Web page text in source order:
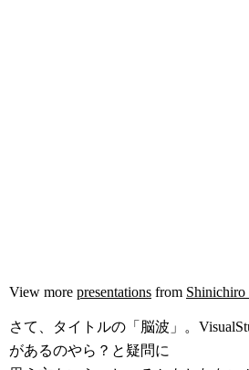
View more presentations from Shinichiro
さて、タイトルの「脳波」。
があるのやら？と疑問に